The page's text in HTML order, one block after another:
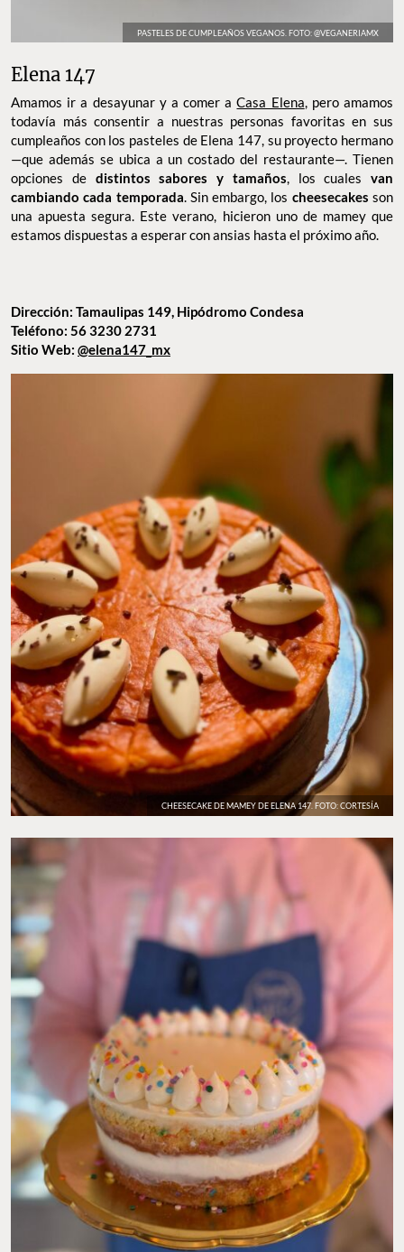
PASTELES DE CUMPLEAÑOS VEGANOS. FOTO: @VEGANERIAMX
Elena 147
Amamos ir a desayunar y a comer aCasa Elena, pero amamos
todavía más consentir a nuestras personas favoritas en sus
cumpleaños con los pasteles de Elena 147, su proyecto hermano
—que además se ubica a un costado del restaurante—. Tienen
opciones de distintos sabores y tamaños, los cuales van
cambiando cada temporada. Sin embargo, los cheesecakes son
una apuesta segura. Este verano, hicieron uno de mamey que
estamos dispuestas a esperar con ansias hasta el próximo año.
Dirección: Tamaulipas 149, Hipódromo Condesa
Teléfono: 56 3230 2731
Sitio Web: @elena147_mx
CHEESECAKE DE MAMEY DE ELENA 147. FOTO: CORTESÍA